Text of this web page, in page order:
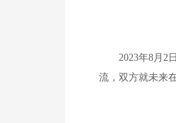
2023年8月2
流，双方就未来